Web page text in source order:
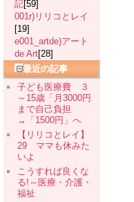
記[59]
001r)リリコとレイ
[19]
e001_artde)アート
de Art[28]
最近の記事
子ども医療費 ３
～15歳「月3000円
まで自己負担
→「1500円」へ
【リリコとレイ】
29 ママも休みた
いよ
こうすれば良くな
る!～医療・介護・
福祉